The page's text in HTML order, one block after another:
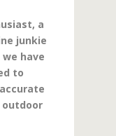
a
junkie
have
to